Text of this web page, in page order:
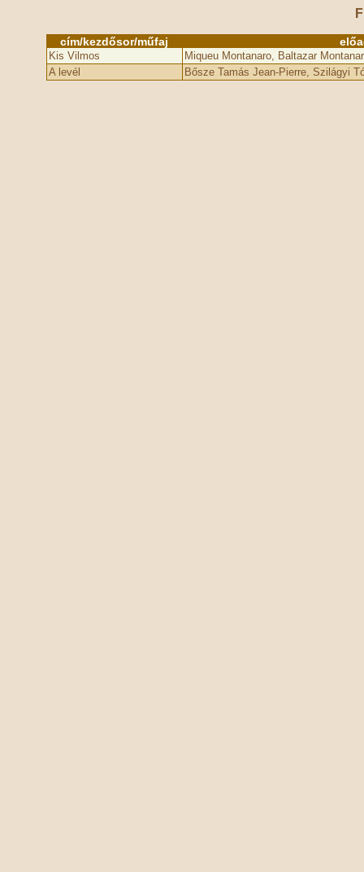
cím/kezdősor/műfaj
Kis Vilmos
Miqueu Montanaro, Baltazar
A levél
Bősze Tamás Jean-Pierre, Szilágyi